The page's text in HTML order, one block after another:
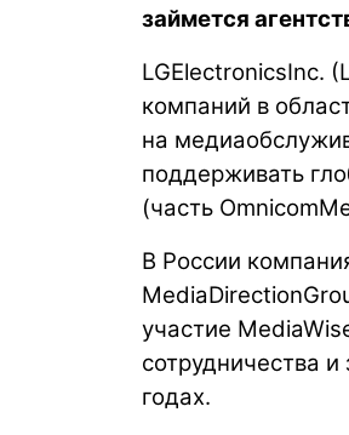
займется
LGElectronicsInc.
компаний в
на
поддерживать
(часть
В России
участие
сотрудничества и
годах.